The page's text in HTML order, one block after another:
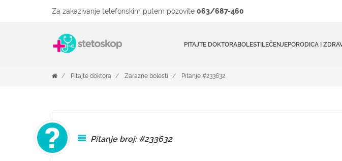
Za zakazivanje telefonskim putem pozovite 063/687-460
PITAJTE DOKTORABOLESTILEČENJEPORODICA I
Pitajte doktora Zarazne bolesti Pitanje #233632
Pitanje broj: #233632